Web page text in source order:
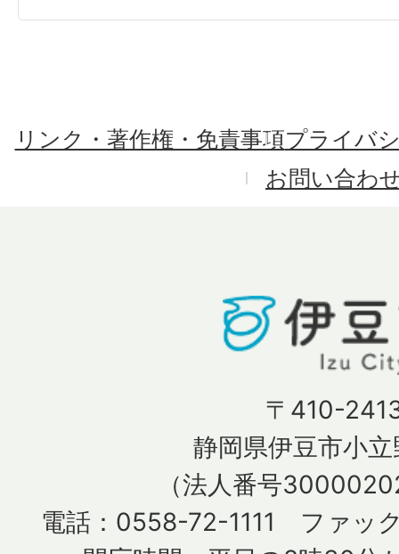
リンク・著作権・免責事項プライバ
お問い合わ
〒410-
静岡県伊豆市小
（法人番号
電話：0558-72-1111 ファッ